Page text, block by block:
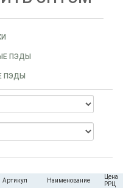
ПЭДЫ
ПЭДЫ
Артикул Наименование
Цена
РРЦ